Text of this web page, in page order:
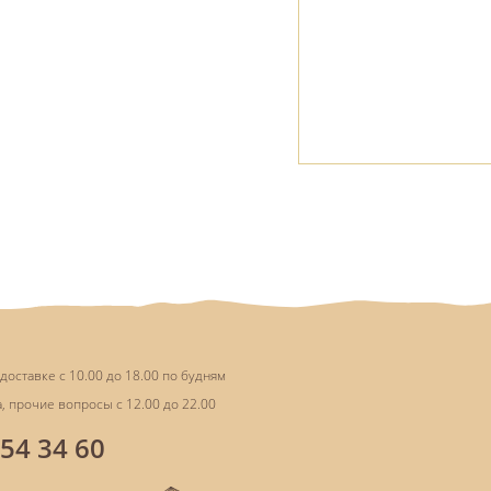
с 10.00 до 18.00 по будням
прочие вопросы с 12.00 до 22.00
34 60